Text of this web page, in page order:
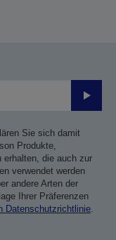
Sie sich damit
Produkte,
erhalten, die auch zur
verwendet werden
andere Arten der
Ihrer Präferenzen
Datenschutzrichtlinie.